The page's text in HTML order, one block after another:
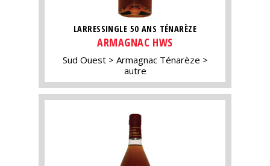
LARRESSINGLE 50 ANS TÉNARÈZE
ARMAGNAC HWS
Sud Ouest
Armagnac Ténarèze
autre